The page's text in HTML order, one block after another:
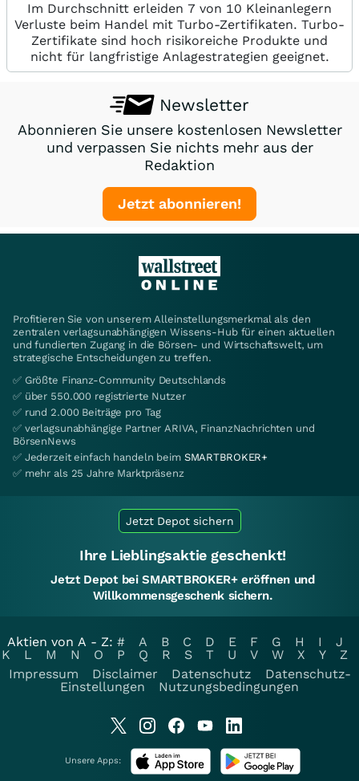
Im Durchschnitt erleiden 7 von 10 Kleinanlegern
Verluste beim Handel mit Turbo-Zertifikaten. Turbo-
Zertifikate sind hoch risikoreiche Produkte und
nicht für langfristige Anlagestrategien geeignet.
Newsletter
Abonnieren Sie unsere kostenlosen Newsletter
und verpassen Sie nichts mehr aus der
Redaktion
Jetzt abonnieren!
Profitieren Sie von unserem Alleinstellungsmerkmal als den
zentralen verlagsunabhängigen Wissens-Hub für einen aktuellen
und fundierten Zugang in die Börsen- und Wirtschaftswelt, um
strategische Entscheidungen zu treffen.
✅ Größte Finanz-Community Deutschlands
✅ über 550.000 registrierte Nutzer
✅ rund 2.000 Beiträge pro Tag
✅ verlagsunabhängige Partner ARIVA, FinanzNachrichten und
BörsenNews
✅ Jederzeit einfach handeln beim SMARTBROKER+
✅ mehr als 25 Jahre Marktpräsenz
Jetzt Depot sichern
Ihre Lieblingsaktie geschenkt!
Jetzt Depot bei SMARTBROKER+ eröffnen und
Willkommensgeschenk sichern.
Aktien von A - Z: # A B C D E F G H I
J
K
L M N O P Q R S T U V W X Y
Z
Impressum
Disclaimer Datenschutz
Datenschutz-
Einstellungen
Nutzungsbedingungen
Unsere Apps: